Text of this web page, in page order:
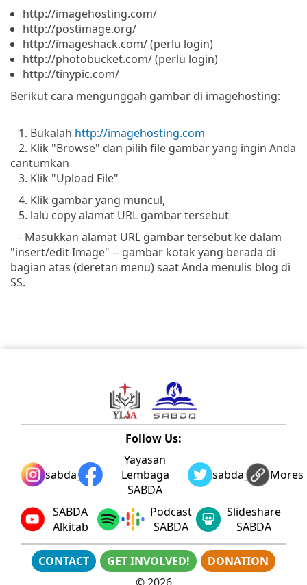
http://imagehosting.com/
http://postimage.org/
http://imageshack.com/ (perlu login)
http://photobucket.com/ (perlu login)
http://tinypic.com/
Berikut cara mengunggah gambar di imagehosting:
1. Bukalah http://imagehosting.com
2. Klik "Browse" dan pilih file gambar yang ingin Anda
cantumkan
3. Klik "Upload File"
4. Klik gambar yang muncul,
5. lalu copy alamat URL gambar tersebut
- Masukkan alamat URL gambar tersebut ke dalam
"insert/edit Image" -- gambar kotak yang berada di
bagian atas (deretan menu) saat Anda menulis blog di
SS.
Follow Us:
sabda_ylsa
Yayasan
Lembaga
SABDA
sabda_ylsaMores
SABDA
Alkitab
Podcast
SABDA
Slideshare
SABDA
CONTACT GET INVOLVED!
DONATION
© 2026